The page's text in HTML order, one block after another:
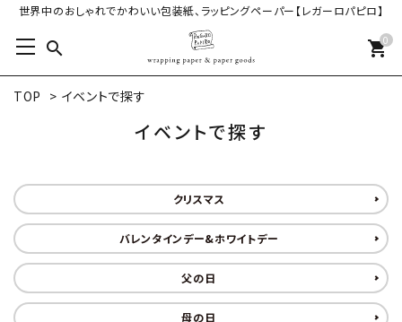
世界中のおしゃれでかわいい包装紙、ラッピングペーパー【レガーロパピロ】
search 0
shopping_cart
TOP > イベントで探す
イベントで探す
クリスマス
バレンタインデー&ホワイトデー
父の日
母の日